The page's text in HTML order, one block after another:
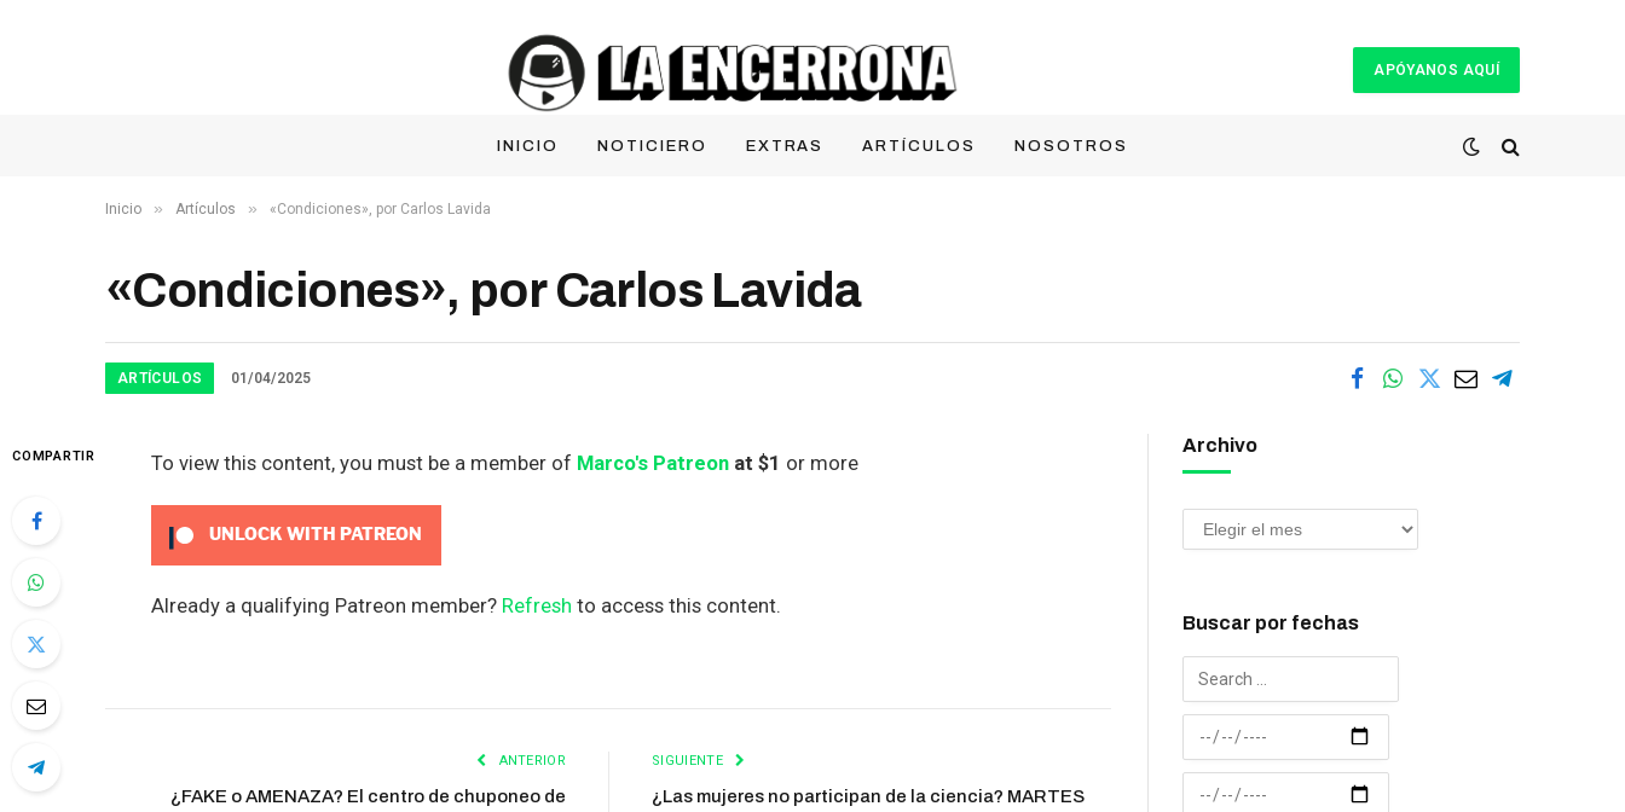
APÓYANOS AQUÍ
INICIO NOTICIERO EXTRAS ARTÍCULOS NOSOTROS
Inicio » Artículos » «Condiciones», por Carlos Lavida
«Condiciones», por Carlos Lavida
ARTÍCULOS 01/04/2025
COMPARTIR To view this content, you must be a member of Marco's Patreonat $1 or more
UNLOCK WITH PATREON
Already a qualifying Patreon member? Refresh to access this content.
ANTERIOR
¿FAKE o AMENAZA? El centro de chuponeo de
SIGUIENTE
¿Las mujeres no participan de la ciencia? MARTES
Archivo
Buscar por fechas